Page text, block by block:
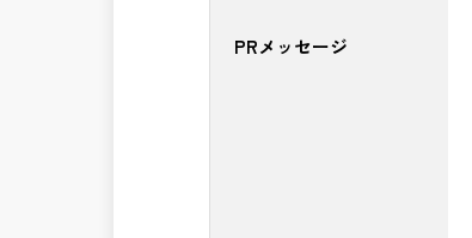
PRメッセージ